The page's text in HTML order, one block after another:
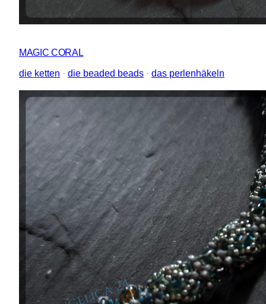
MAGIC CORAL
die ketten · die beaded beads · das perlenhäkeln